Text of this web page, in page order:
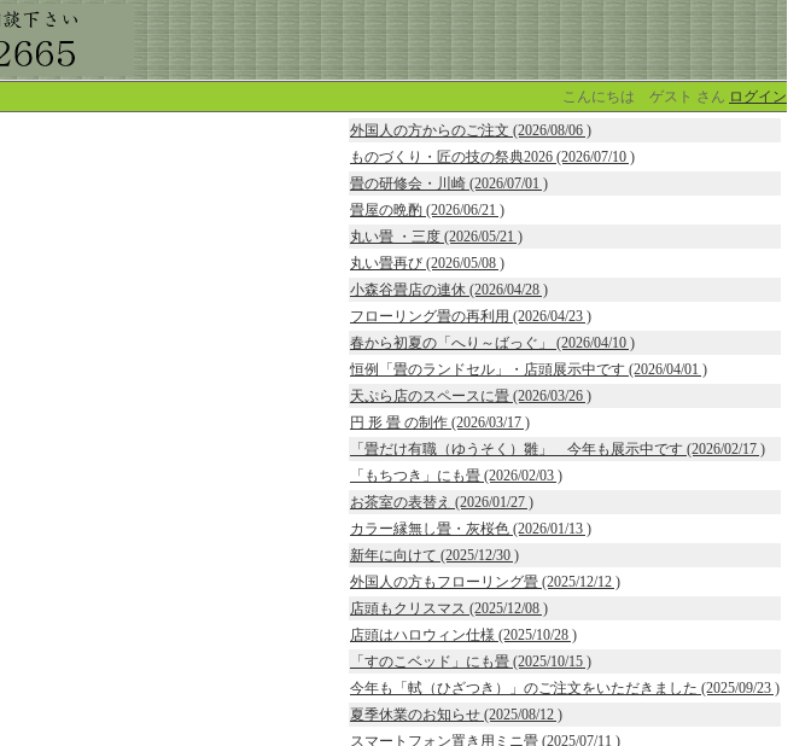
こんにちは ゲスト さん ログイン
外国人の方からのご注文 (2026/08/06 )
ものづくり・匠の技の祭典2026 (2026/07/10 )
畳の研修会・川崎 (2026/07/01 )
畳屋の晩酌 (2026/06/21 )
丸い畳 ・三度 (2026/05/21 )
丸い畳再び (2026/05/08 )
小森谷畳店の連休 (2026/04/28 )
フローリング畳の再利用 (2026/04/23 )
春から初夏の「へり～ばっぐ」 (2026/04/10 )
恒例「畳のランドセル」・店頭展示中です (2026/04/01 )
天ぷら店のスペースに畳 (2026/03/26 )
円 形 畳 の制作 (2026/03/17 )
「畳だけ有職（ゆうそく）雛」 今年も展示中です (2026/02/17 )
「もちつき」にも畳 (2026/02/03 )
お茶室の表替え (2026/01/27 )
カラー縁無し畳・灰桜色 (2026/01/13 )
新年に向けて (2025/12/30 )
外国人の方もフローリング畳 (2025/12/12 )
店頭もクリスマス (2025/12/08 )
店頭はハロウィン仕様 (2025/10/28 )
「すのこベッド」にも畳 (2025/10/15 )
今年も「軾（ひざつき）」のご注文をいただきました (2025/09/23 )
夏季休業のお知らせ (2025/08/12 )
スマートフォン置き用ミニ畳 (2025/07/11 )